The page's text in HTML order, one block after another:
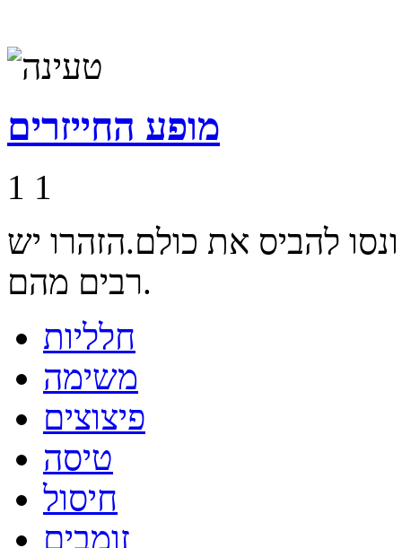
מופע החייזרים
1 1
להביס את כולם.הזהרו יש
רבים מהם.
חלליות
משימה
פיצוצים
טיסה
חיסול
זומבים